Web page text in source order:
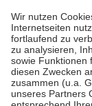
höchstens zehn
Kosten der
Diese Regeln
Bei Heilmitteln
Zuzahlung zehn
Verordnung.
Um das